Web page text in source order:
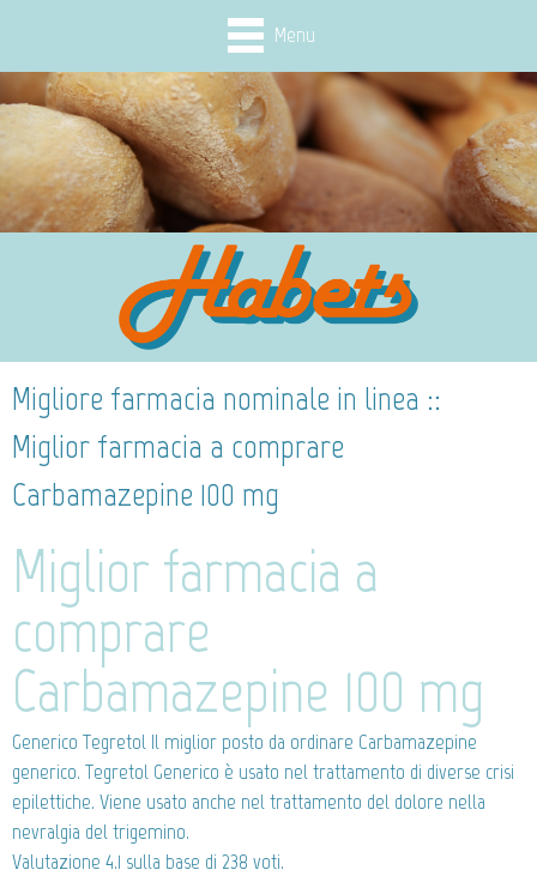
Menu
Migliore farmacia nominale in linea ::
Miglior farmacia a comprare
Carbamazepine 100 mg
Miglior farmacia a
comprare
Carbamazepine 100 mg
Generico Tegretol Il miglior posto da ordinare Carbamazepine
generico. Tegretol Generico è usato nel trattamento di diverse crisi
epilettiche. Viene usato anche nel trattamento del dolore nella
nevralgia del trigemino.
Valutazione 4.1 sulla base di 238 voti.